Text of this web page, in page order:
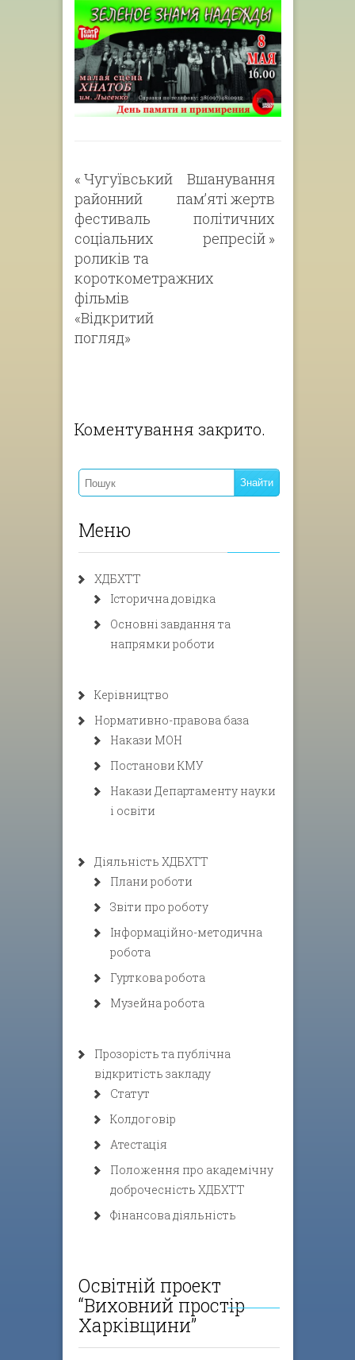
« Чугуївський
районний
фестиваль
соціальних
роликів та
короткометражних
фільмів
«Відкритий
погляд»
Вшанування
пам’яті жертв
політичних
репресій »
Коментування закрито.
Меню
ХДБХТТ
Історична довідка
Основні завдання та
напрямки роботи
Керівництво
Нормативно-правова база
Накази МОН
Постанови КМУ
Накази Департаменту науки
і освіти
Діяльність ХДБХТТ
Плани роботи
Звіти про роботу
Інформаційно-методична
робота
Гурткова робота
Музейна робота
Прозорість та публічна
відкритість закладу
Статут
Колдоговір
Атестація
Положення про академічну
доброчесність ХДБХТТ
Фінансова діяльність
Освітній проект
“Виховний простір
Харківщини”